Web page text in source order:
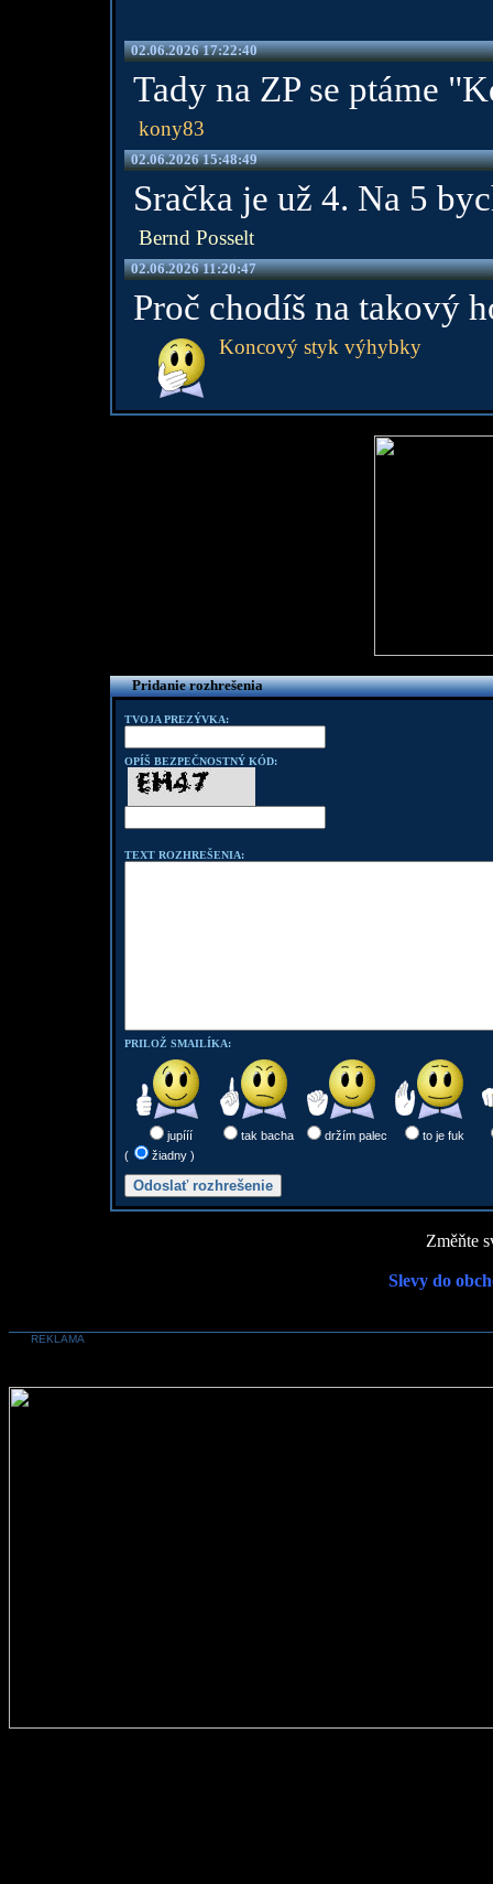
02.06.2026 17:22:40
Tady na ZP se ptáme
kony83
02.06.2026 15:48:49
Sračka je už 4. Na 5
Bernd Posselt
02.06.2026 11:20:47
Proč chodíš na takový
Koncový styk výhybky
Pridanie rozhrešenia
TVOJA PREZÝVKA:
OPÍŠ BEZPEČNOSTNÝ KÓD:
TEXT ROZHREŠENIA:
PRILOŽ SMAILÍKA:
jupííí tak bacha držím palec
to je fuk
(
žiadny )
Změňte
Slevy do
REKLAMA